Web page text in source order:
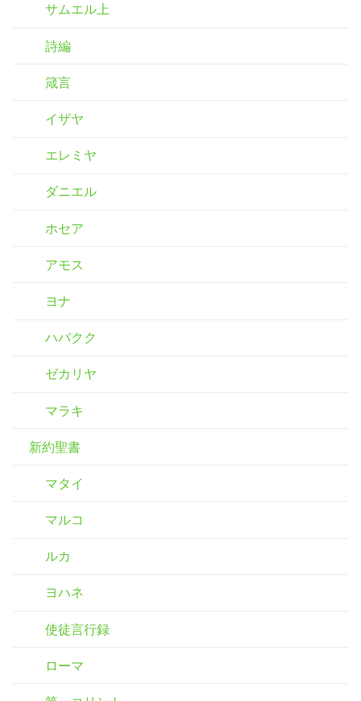
サムエル上
詩編
箴言
イザヤ
エレミヤ
ダニエル
ホセア
アモス
ヨナ
ハバクク
ゼカリヤ
マラキ
新約聖書
マタイ
マルコ
ルカ
ヨハネ
使徒言行録
ローマ